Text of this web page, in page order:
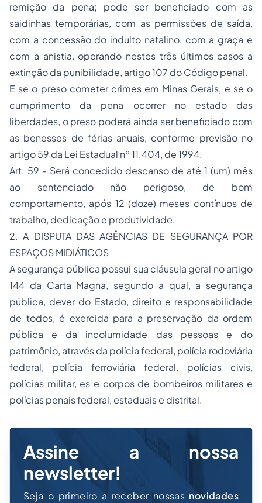
remição da pena; pode ser beneficiado com as
saidinhas temporárias, com as permissões de saída,
com a concessão do indulto natalino, com a graça e
com a anistia, operando nestes três últimos casos a
extinção da punibilidade, artigo 107 do Código penal.
E se o preso cometer crimes em Minas Gerais, e se o
cumprimento da pena ocorrer no estado das
liberdades, o preso poderá ainda ser beneficiado com
as benesses de férias anuais, conforme previsão no
artigo 59 da Lei Estadual nº 11.404, de 1994.
Art. 59 - Será concedido descanso de até 1 (um) mês
ao sentenciado não perigoso, de bom
comportamento, após 12 (doze) meses contínuos de
trabalho, dedicação e produtividade.
2. A DISPUTA DAS AGÊNCIAS DE SEGURANÇA POR
ESPAÇOS MIDIÁTICOS
A segurança pública possui sua cláusula geral no artigo
144 da Carta Magna, segundo a qual, a segurança
pública, dever do Estado, direito e responsabilidade
de todos, é exercida para a preservação da ordem
pública e da incolumidade das pessoas e do
patrimônio, através da polícia federal, polícia rodoviária
federal, polícia ferroviária federal, polícias civis,
polícias militar, es e corpos de bombeiros militares e
polícias penais federal, estaduais e distrital.
Assine a nossa
newsletter!
Seja o primeiro a receber nossas novidades